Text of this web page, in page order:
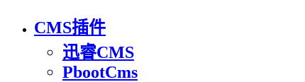
CMS插件
迅睿CMS
PbootCms